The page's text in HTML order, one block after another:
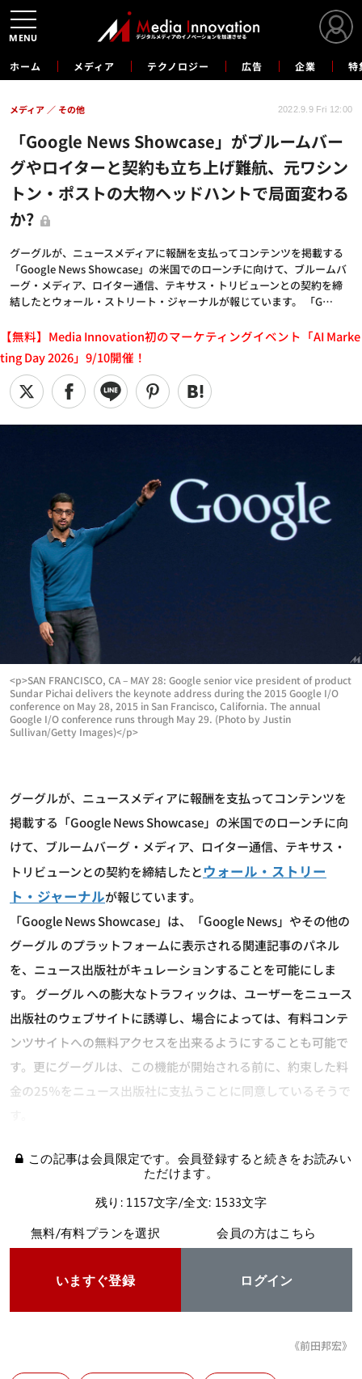
ホーム メディア テクノロジー 広告 企業 特
「Google News Showcase」がブルームバー
グやロイターと契約も立ち上げ難航、元ワシン
トン・ポストの大物ヘッドハントで局面変わる
か?
グーグルが、ニュースメディアに報酬を支払ってコンテンツを掲載する
「Google News Showcase」の米国でのローンチに向けて、ブルームバ
ーグ・メディア、ロイター通信、テキサス・トリビューンとの契約を締
結したとウォール・ストリート・ジャーナルが報じています。 「G…
メディア その他 2022.9.9 Fri 12:00
【無料】Media Innovation初のマーケティングイベント「AI Marke
ting Day 2026」9/10開催！
<p>SAN FRANCISCO, CA – MAY 28: Google senior vice president of product
Sundar Pichai delivers the keynote address during the 2015 Google I/O
conference on May 28, 2015 in San Francisco, California. The annual
Google I/O conference runs through May 29. (Photo by Justin
Sullivan/Getty Images)</p>
グーグルが、ニュースメディアに報酬を支払ってコンテンツを
掲載する「Google News Showcase」の米国でのローンチに向
けて、ブルームバーグ・メディア、ロイター通信、テキサス・
トリビューンとの契約を締結したとウォール・ストリー
ト・ジャーナルが報じています。
「Google News Showcase」は、「Google News」やその他の
グーグル のプラットフォームに表示される関連記事のパネル
を、ニュース出版社がキュレーションすることを可能にしま
す。 グーグル への膨大なトラフィックは、ユーザーをニュース
出版社のウェブサイトに誘導し、場合によっては、有料コンテ
ンツサイトへの無料アクセスを出来るようにすることも可能で
す。更にグーグルは、この機能が開始される前に、約束した料
金の25％をニュース出版社に支払うことに同意しているそうで
この記事は会員限定です。会員登録すると続きをお読みい
ただけます。
残り: 1157文字/全文: 1533文字
無料/有料プランを選択
いますぐ登録
会員の方はこちら
ログイン
《前田邦宏》
MENU